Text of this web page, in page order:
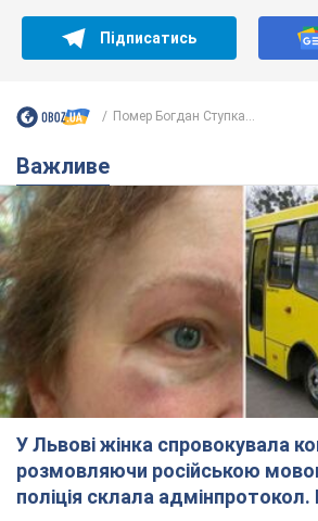
Підписатись
Помер Богдан Ступка...
Важливе
У Львові жінка спровокувала
розмовляючи російською
поліція склала адмінпротокол.